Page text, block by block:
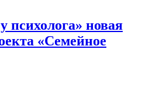
психолога» новая
«Семейное